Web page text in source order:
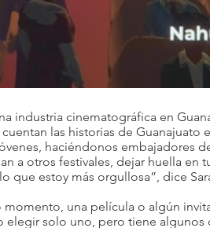
industria cinematográfica en
las historias de Guanajuato
haciéndonos embajadores
a otros festivales, dejar huella en
que estoy más orgullosa”, dice
una película o algún
elegir solo uno, pero tiene algunos